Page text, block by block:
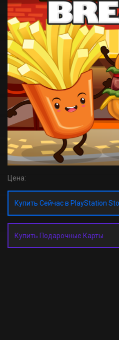
Цена:
Купить Сейчас в PlayStation
Купить Подарочные Карты